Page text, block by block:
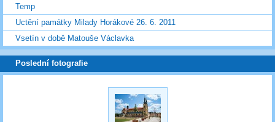
Temp
Uctění památky Milady Horákové 26. 6. 2011
Vsetín v době Matouše Václavka
Poslední fotografie